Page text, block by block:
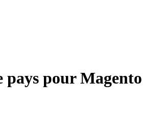
pays pour Magento